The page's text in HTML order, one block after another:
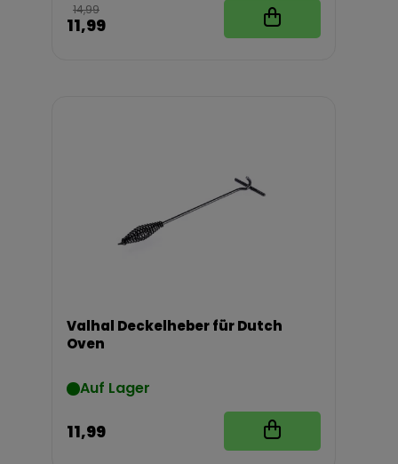
14,99
11,99
Valhal Deckelheber für Dutch
Oven
Auf Lager
11,99